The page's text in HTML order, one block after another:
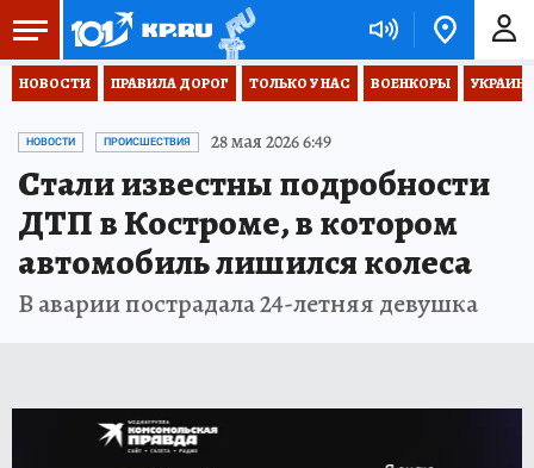
НОВОСТИ ПРАВИЛА ДОРОГ ТОЛЬКО У НАС ВОЕНКОРЫ
НОВОСТИ ПРОИСШЕСТВИЯ 28 мая 2026 6:49
Стали известны подробности
ДТП в Костроме, в котором
автомобиль лишился колеса
В аварии пострадала 24-летняя девушка